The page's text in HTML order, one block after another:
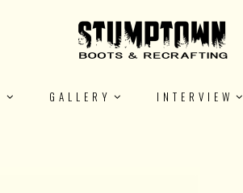
GALLERY INTERVIEW